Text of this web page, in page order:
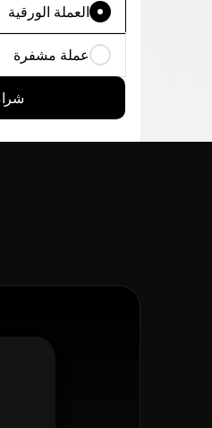
العملة الورقية
عملة مشفرة